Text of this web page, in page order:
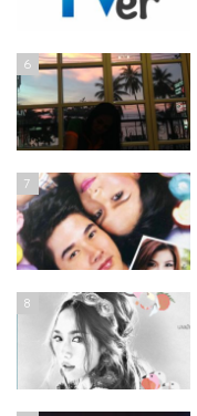
6
7
8